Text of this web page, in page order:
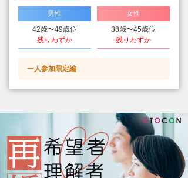
男性
42歳〜49歳位
残りわずか
女性
38歳〜45歳位
残りわずか
一人参加限定編